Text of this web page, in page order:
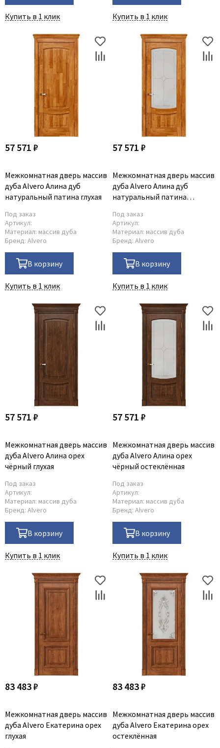
Купить в 1 клик Купить в 1 клик
57 571 ₽
Межкомнатная дверь массив
дуба Alvero Алина дуб
натуральный патина глухая
Под заказ
Артикул:
Материал: массив дуба
Бренд: Alvero
В корзину
Купить в 1 клик
57 571 ₽
Межкомнатная дверь массив
дуба Alvero Алина дуб
натуральный патина
Под заказ
Артикул:
Материал: массив дуба
Бренд: Alvero
В корзину
Купить в 1 клик
57 571 ₽
Межкомнатная дверь массив
дуба Alvero Алина орех
чёрный глухая
Под заказ
Артикул:
Материал: массив дуба
Бренд: Alvero
В корзину
Купить в 1 клик
57 571 ₽
Межкомнатная дверь массив
дуба Alvero Алина орех
чёрный остеклённая
Под заказ
Артикул:
Материал: массив дуба
Бренд: Alvero
В корзину
Купить в 1 клик
83 483 ₽
Межкомнатная дверь массив
дуба Alvero Екатерина орех
глухая
83 483 ₽
Межкомнатная дверь массив
дуба Alvero Екатерина орех
остеклённая